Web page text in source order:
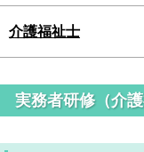
介護福祉士
実務者研修（介